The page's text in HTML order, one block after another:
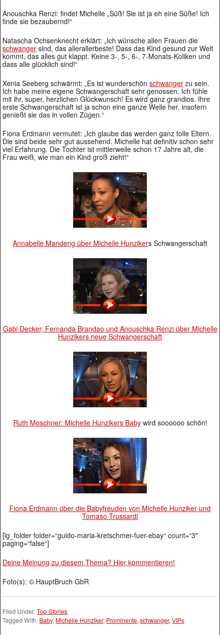
Anouschka Renzi: findet Michelle „Süß! Sie ist ja eh eine Süße! Ich
finde sie bezaubernd!“
Natascha Ochsenknecht erklärt: „Ich wünsche allen Frauen die
schwanger sind, das allerallerbeste! Dass das Kind gesund zur Welt
kommt, das alles gut klappt. Keine 3-, 5-, 6-, 7-Monats-Koliken und
dass alle glücklich sind!“
Xenia Seeberg schwärmt: „Es ist wunderschönschwanger zu sein.
Ich habe meine eigene Schwangerschaft sehr genossen. Ich fühle
mit ihr, super, herzlichen Glückwunsch! Es wird ganz grandios. Ihre
erste Schwangerschaft ist ja schon eine ganze Weile her, insofern
genießt sie das in vollen Zügen.“
Fiona Erdmann vermutet: „Ich glaube das werden ganz tolle Eltern.
Die sind beide sehr gut aussehend. Michelle hat definitiv schon sehr
viel Erfahrung. Die Tochter ist mittlerweile schon 17 Jahre alt, die
Frau weiß, wie man ein Kind groß zieht!“
Annabelle Mandeng über Michelle Hunzikers Schwangerschaft
Gabi Decker, Fernanda Brandao und Anouschka Renzi über Michelle
Hunzikers neue Schwangerschaft
Ruth Moschner: Michelle Hunzikers Babywird soooooo schön!
Fiona Erdmann über die Babyfreuden von Michelle Hunziker und
Tomaso Trussardi
[lg_folder folder=“guido-maria-kretschmer-fuer-ebay“ count=“3″
paging=“false“]
Deine Meinung zu diesem Thema? Hier kommentieren!
Foto(s): © HauptBruch GbR
Filed Under:Top-Stories
Tagged With: Baby, Michelle Hunziker, Prominente,schwanger,VIPs